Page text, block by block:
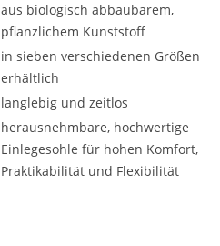
aus biologisch abbaubarem,
pflanzlichem Kunststoff
in sieben verschiedenen Größen
erhältlich
langlebig und zeitlos
herausnehmbare, hochwertige
Einlegesohle für hohen Komfort,
Praktikabilität und Flexibilität